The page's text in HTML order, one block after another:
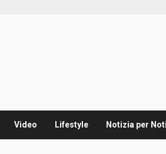
Video Lifestyle Notizia per